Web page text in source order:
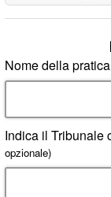
Nome della
Indica il Tribunale
opzionale)